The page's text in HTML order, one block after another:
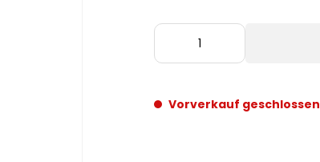
Vorverkauf geschlossen